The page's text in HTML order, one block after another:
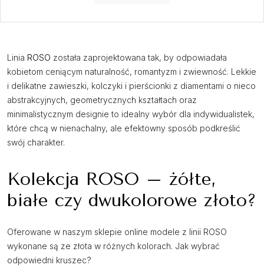
Linia ROSO została zaprojektowana tak, by odpowiadała
kobietom ceniącym naturalność, romantyzm i zwiewność. Lekkie
i delikatne zawieszki, kolczyki i pierścionki z diamentami o nieco
abstrakcyjnych, geometrycznych kształtach oraz
minimalistycznym designie to idealny wybór dla indywidualistek,
które chcą w nienachalny, ale efektowny sposób podkreślić
swój charakter.
Kolekcja ROSO – żółte,
białe czy dwukolorowe złoto?
Oferowane w naszym sklepie online modele z linii ROSO
wykonane są ze złota w różnych kolorach. Jak wybrać
odpowiedni kruszec?